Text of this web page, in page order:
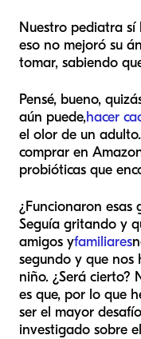
Nuestro pediatra
eso no mejoró su
tomar, sabiendo
Pensé, bueno,
aún puede,hacer
el olor de un
comprar en
probióticas que
¿Funcionaron esas
Seguía gritando y
amigos yfamiliares
segundo y que
niño. ¿Será cierto?
es que, por lo que
ser el mayor
investigado sobre